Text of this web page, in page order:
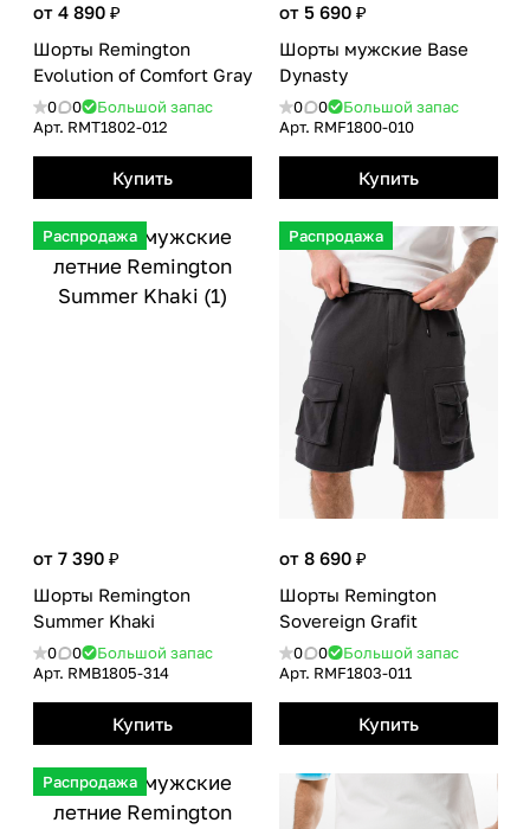
от 4 890 ₽
Шорты Remington
Evolution of Сomfort Gray
0 0
Большой запас
Арт. RMТ1802-012
Купить
от 5 690 ₽
Шорты мужские Base
Dynasty
0 0
Большой запас
Арт. RMF1800-010
Купить
Распродажа
от 7 390 ₽
Шорты Remington
Summer Khaki
0 0
Большой запас
Арт. RMB1805-314
Купить
Распродажа
от 8 690 ₽
Шорты Remington
Sovereign Grafit
0 0
Большой запас
Арт. RMF1803-011
Купить
Распродажа